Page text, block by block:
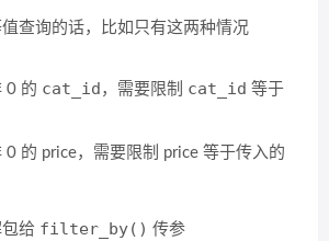
查询的话，比如只有这两种情况
0 的 cat_id ，需要限制 cat_id 等于
0 的 price，需要限制 price 等于传入的
给 filter_by() 传参